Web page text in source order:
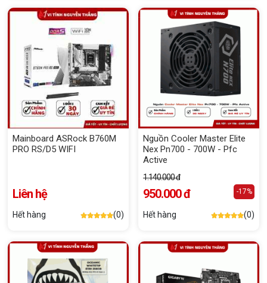
Mainboard ASRock B760M
PRO RS/D5 WIFI
Liên hệ
Hết hàng (0)
Nguồn Cooler Master Elite
Nex Pn700 - 700W - Pfc
Active
1.140.000 đ
950.000 đ -17%
Hết hàng (0)